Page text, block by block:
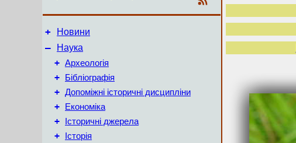
+ Новини
–
Наука
+ Археологія
+ Бібліографія
+ Допоміжні історичні дисципліни
+ Економіка
+ Історичні джерела
+ Історія